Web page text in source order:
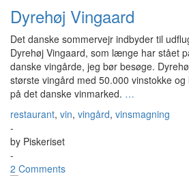
Dyrehøj Vingaard
Det danske sommervejr indbyder til
Dyrehøj Vingaard, som længe har stået
danske vingårde, jeg bør besøge.
største vingård med 50.000 vinstokke
på det danske vinmarked. …
restaurant, vin, vingård, vinsmagning
-
by Piskeriset
-
2 Comments